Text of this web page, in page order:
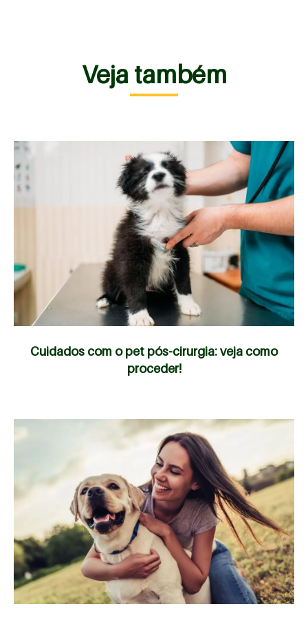
Veja também
Cuidados com o pet pós-cirurgia: veja como
proceder!